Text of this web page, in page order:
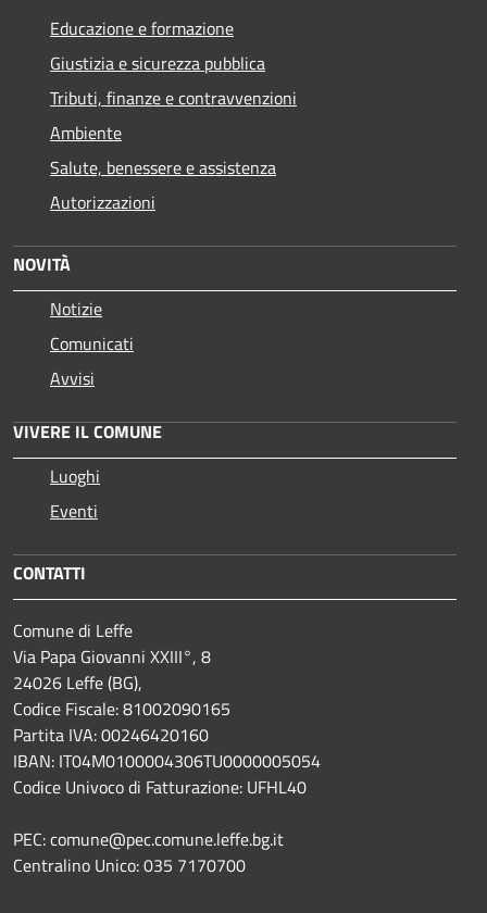
Educazione e formazione
Giustizia e sicurezza pubblica
Tributi, finanze e contravvenzioni
Ambiente
Salute, benessere e assistenza
Autorizzazioni
NOVITÀ
Notizie
Comunicati
Avvisi
VIVERE IL COMUNE
Luoghi
Eventi
CONTATTI
Comune di Leffe
Via Papa Giovanni XXIII°, 8
24026 Leffe (BG),
Codice Fiscale: 81002090165
Partita IVA: 00246420160
IBAN: IT04M0100004306TU0000005054
Codice Univoco di Fatturazione: UFHL40
PEC: comune@pec.comune.leffe.bg.it
Centralino Unico: 035 7170700